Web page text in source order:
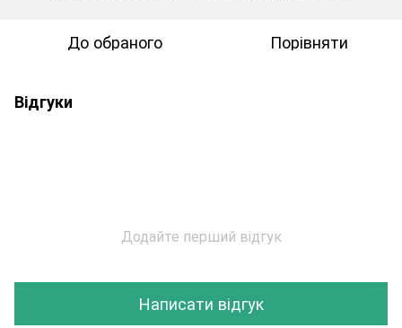
До обраного Порівняти
Відгуки
Додайте перший відгук
Написати відгук